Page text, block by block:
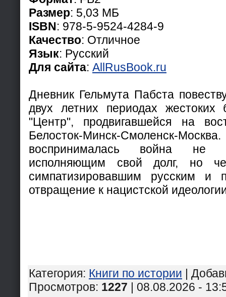
Размер: 5,03 МБ
ISBN: 978-5-9524-4284-9
Качество: Отличное
Язык: Русский
Для сайта: AllRusBook.ru
Дневник Гельмута Пабста
двух летних периодах
"Центр", продвигавшейся на
Белосток-Минск-Смоленск-
воспринималась война не
исполняющим свой долг, но
симпатизировавшим русским и
отвращение к нацистской
Категория: Книги по истории |
Просмотров: 1227 | 08.08.2026 -